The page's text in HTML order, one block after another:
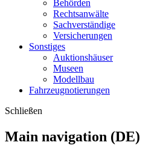
Behörden
Rechtsanwälte
Sachverständige
Versicherungen
Sonstiges
Auktionshäuser
Museen
Modellbau
Fahrzeugnotierungen
Schließen
Main navigation (DE)